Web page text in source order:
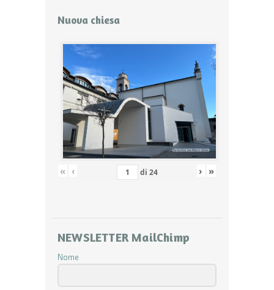
Nuova chiesa
« ‹ di 24 › »
NEWSLETTER MailChimp
Nome